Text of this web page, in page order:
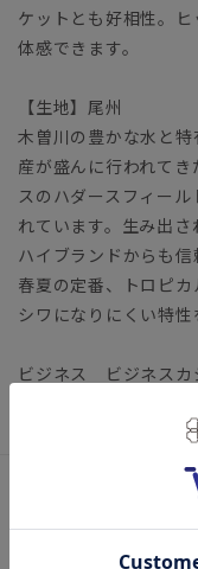
ケットとも好相性。
体感できます。
【生地】尾州
木曽川の豊かな水と
産が盛んに行われて
スのハダースフィー
れています。生み出
ハイブランドからも信
春夏の定番、トロピカ
シワになりにくい特性
ビジネス ビジネス
【仕様】ノータック